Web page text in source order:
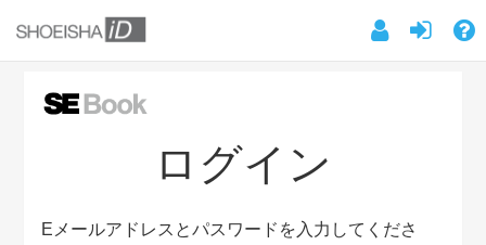
ログイン
Eメールアドレスとパスワードを入力してくださ